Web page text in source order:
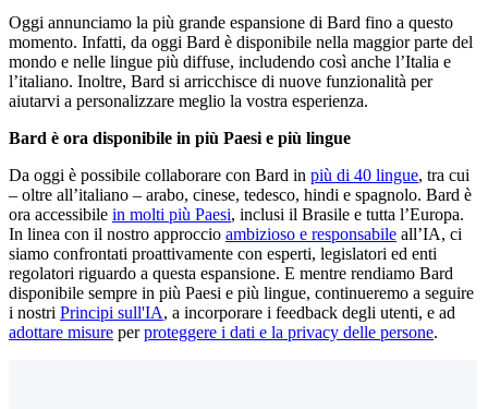
Oggi annunciamo la più grande espansione di Bard fino a questo
momento. Infatti, da oggi Bard è disponibile nella maggior parte del
mondo e nelle lingue più diffuse, includendo così anche l’Italia e
l’italiano. Inoltre, Bard si arricchisce di nuove funzionalità per
aiutarvi a personalizzare meglio la vostra esperienza.
Bard è ora disponibile in più Paesi e più lingue
Da oggi è possibile collaborare con Bard in più di 40 lingue, tra cui
– oltre all’italiano – arabo, cinese, tedesco, hindi e spagnolo. Bard è
ora accessibile in molti più Paesi, inclusi il Brasile e tutta l’Europa.
In linea con il nostro approccio ambizioso e responsabile all’IA, ci
siamo confrontati proattivamente con esperti, legislatori ed enti
regolatori riguardo a questa espansione. E mentre rendiamo Bard
disponibile sempre in più Paesi e più lingue, continueremo a seguire
i nostri Principi sull'IA, a incorporare i feedback degli utenti, e ad
adottare misure perproteggere i dati e la privacy delle persone.